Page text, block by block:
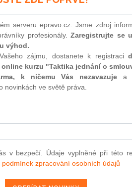
s. 15; Úř.
ochranu hranic podle čl. 15 odst. 2
se stanoví kodex Společenství o
hraniční kodex) ( Úř. věst. C 247,
6.7.2007, s. 21; Úř. věst. C 331,
serveru epravo.cz. Jsme zdroj
profesionály.Zaregistrujte se
výhod.
zájmu, dostanete k registraci
kurzu "Taktika jednání o
k ničemu Vás nezavazuje a
novinkách ve světě práva.
v bezpečí. Údaje vyplněné při této
podmínek zpracování osobních údajů